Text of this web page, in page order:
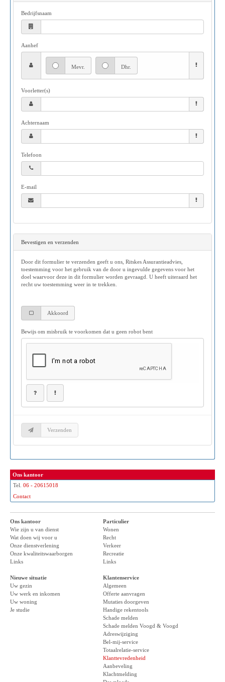
Ons kantoor
Tel. 06 - 20615018
Contact
Ons kantoor
Wie zijn u van dienst
Wat doen wij voor u
Onze dienstverlening
Onze kwaliteitswaarborgen
Links
Particulier
Wonen
Recht
Verkeer
Recreatie
Links
Nieuwe situatie
Uw gezin
Uw werk en inkomen
Uw woning
Je studie
Klantenservice
Algemeen
Offerte aanvragen
Mutaties doorgeven
Handige rekentools
Schade melden
Schade melden Voogd & Voogd
Adreswijziging
Bel-mij-service
Totaalrelatie-service
Klanttevredenheid
Aanbeveling
Klachtmelding